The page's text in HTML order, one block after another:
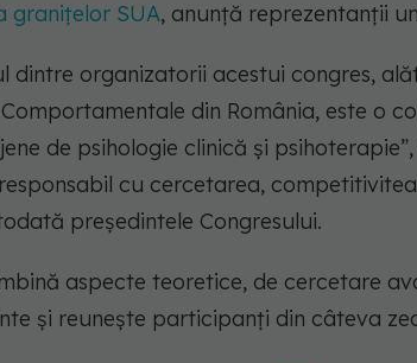
granițelor SUA, anunță reprezentanții
dintre organizatorii acestui congres,
din România, este o
de psihologie clinică și psihoterapie”,
cu cercetarea,
președintele Congresului.
aspecte teoretice, de cercetare
și reunește participanți din câteva